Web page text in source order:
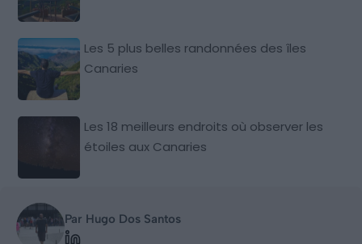
Les 5 plus belles randonnées des îles
Canaries
Les 18 meilleurs endroits où observer les
étoiles aux Canaries
Par Hugo Dos Santos